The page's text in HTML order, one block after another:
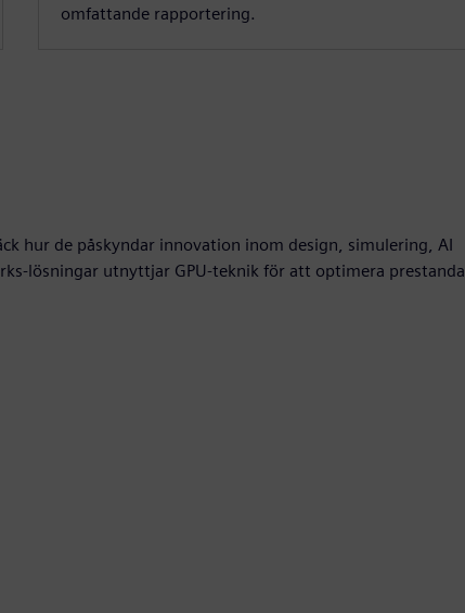
omfattande rapportering.
hur de påskyndar innovation inom design, simulering, AI
lösningar utnyttjar GPU-teknik för att optimera prestanda